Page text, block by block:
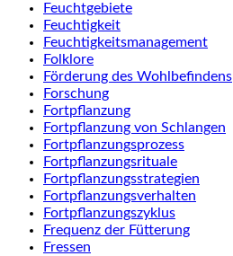
Feuchtgebiete
Feuchtigkeit
Feuchtigkeitsmanagement
Folklore
Förderung des Wohlbefindens
Forschung
Fortpflanzung
Fortpflanzung von Schlangen
Fortpflanzungsprozess
Fortpflanzungsrituale
Fortpflanzungsstrategien
Fortpflanzungsverhalten
Fortpflanzungszyklus
Frequenz der Fütterung
Fressen